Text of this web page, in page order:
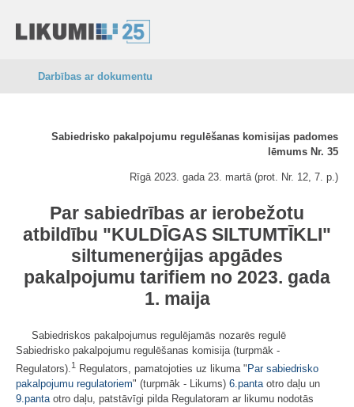
Darbības ar dokumentu
Sabiedrisko pakalpojumu regulēšanas komisijas padomes
lēmums Nr. 35
Rīgā 2023. gada 23. martā (prot. Nr. 12, 7. p.)
Par sabiedrības ar ierobežotu
atbildību "KULDĪGAS SILTUMTĪKLI"
siltumenerģijas apgādes
pakalpojumu tarifiem no 2023. gada
1. maija
Sabiedriskos pakalpojumus regulējamās nozarēs regulē
Sabiedrisko pakalpojumu regulēšanas komisija (turpmāk -
Regulators).1 Regulators, pamatojoties uz likuma " Par sabiedrisko
pakalpojumu regulatoriem" (turpmāk - Likums) 6.pantaotro daļu un
9.pantaotro daļu, patstāvīgi pilda Regulatoram ar likumu nodotās